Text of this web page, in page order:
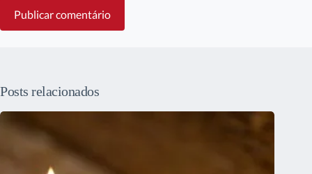
Publicar comentário
Posts relacionados